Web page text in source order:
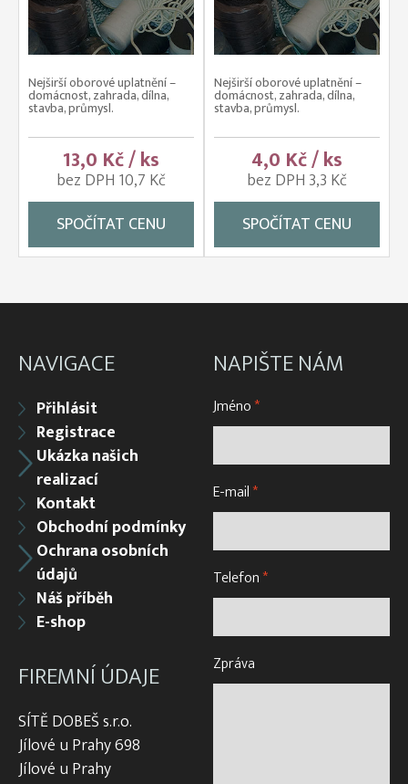
Nejširší oborové uplatnění –
domácnost, zahrada, dílna,
stavba, průmysl.
13,0 Kč / ks
bez DPH 10,7 Kč
SPOČÍTAT CENU
Nejširší oborové uplatnění –
domácnost, zahrada, dílna,
stavba, průmysl.
4,0 Kč / ks
bez DPH 3,3 Kč
SPOČÍTAT CENU
NAVIGACE
Přihlásit
Registrace
Ukázka našich
realizací
Kontakt
Obchodní podmínky
Ochrana osobních
údajů
Náš příběh
E-shop
FIREMNÍ ÚDAJE
SÍTĚ DOBEŠ s.r.o.
Jílové u Prahy 698
Jílové u Prahy
NAPIŠTE NÁM
Jméno*
E-mail*
Telefon*
Zpráva